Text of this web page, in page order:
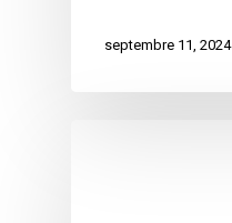
septembre 11, 2024